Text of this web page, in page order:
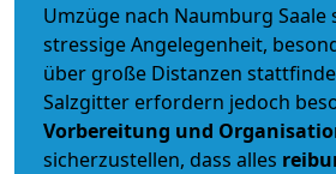
Umzüge nach Naumburg Saale
stressige Angelegenheit,
über große Distanzen
Salzgitter erfordern jedoch
Vorbereitung und
sicherzustellen, dass alles